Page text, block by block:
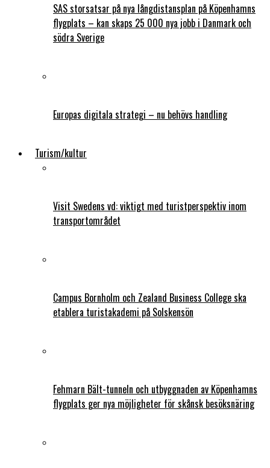
SAS storsatsar på nya långdistansplan på Köpenhamns
flygplats – kan skaps 25 000 nya jobb i Danmark och
södra Sverige
Europas digitala strategi – nu behövs handling
Turism/kultur
Visit Swedens vd: viktigt med turistperspektiv inom
transportområdet
Campus Bornholm och Zealand Business College ska
etablera turistakademi på Solskensön
Fehmarn Bält-tunneln och utbyggnaden av Köpenhamns
flygplats ger nya möjligheter för skånsk besöksnäring